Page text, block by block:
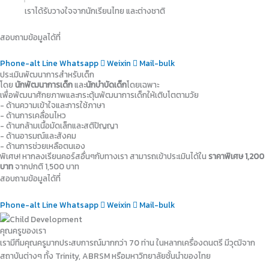
เราได้รับวางใจจากนักเรียนไทย และต่างชาติ
สอบถามข้อมูลได้ที่
Phone-alt Line Whatsapp Weixin
Mail-bulk
ประเมินพัฒนาการสำหรับเด็ก
โดย นักพัฒนาการเด็กและนักบำบัดเด็กโดยเฉพาะ
เพื่อพัฒนาศักยภาพและกระตุ้นพัฒนาการเด็กให้เติบโตตามวัย
- ด้านความเข้าใจและการใช้ภาษา
- ด้านการเคลื่อนไหว
- ด้านกล้ามเนื้อมัดเล็กและสติปัญญา
- ด้านอารมณ์และสังคม
- ด้านการช่วยเหลือตนเอง
พิเศษ! หากลงเรียนคอร์สอื่นๆกับทางเรา สามารถเข้าประเมินได้ใน ราคาพิเศษ 1,200
บาทจากปกติ 1,500 บาท
สอบถามข้อมูลได้ที่
Phone-alt Line Whatsapp Weixin Mail-bulk
คุณครูของเรา
เรามีทีมคุณครูมากประสบการณ์มากกว่า 70 ท่าน ในหลากเครื่องดนตรี มีวุฒิจาก
สถาบันต่างๆ ทั้ง Trinity, ABRSM หรือมหาวิทยาลัยชั้นนำของไทย